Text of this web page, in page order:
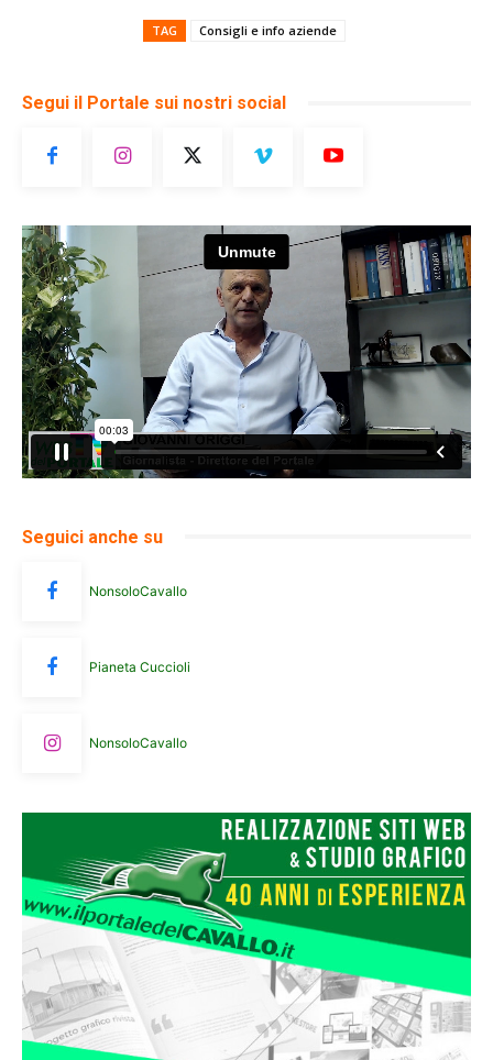
TAG Consigli e info aziende
Segui il Portale sui nostri social
Seguici anche su
NonsoloCavallo
Pianeta Cuccioli
NonsoloCavallo